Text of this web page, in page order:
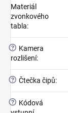
Materiál
zvonkového
tabla:
?
Kamera
rozlišení:
? Čtečka čipů:
?
Kódová